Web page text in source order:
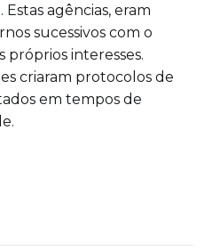
agências, eram
sucessivos com o
interesses.
criaram protocolos de
em tempos de